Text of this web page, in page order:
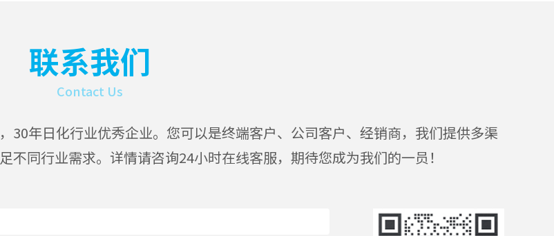
联系我们
Contact Us
30年日化行业优秀企业。您可以是终端客户、公司客户、经销商，我们提供多渠
同行业需求。详情请咨询24小时在线客服，期待您成为我们的一员！